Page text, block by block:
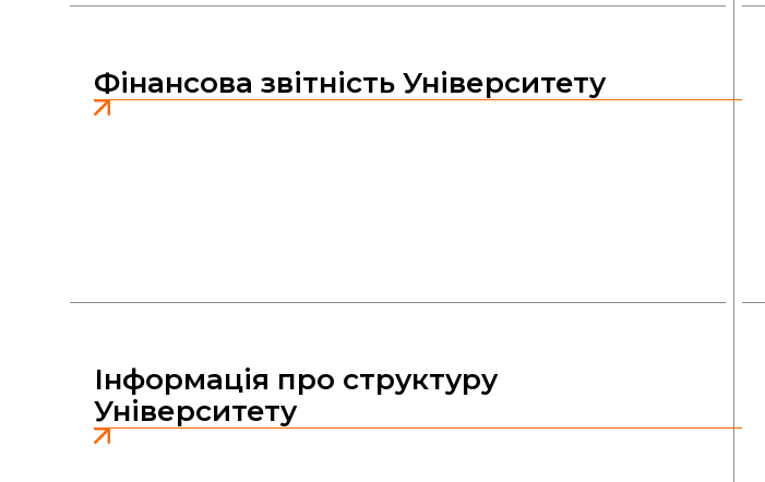
Фінансова звітність Університету
Інформація про структуру
Університету